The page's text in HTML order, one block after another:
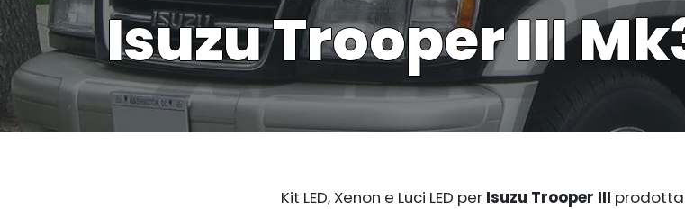
Isuzu Trooper III
Kit LED, Xenon e Luci LED per Isuzu Trooper III